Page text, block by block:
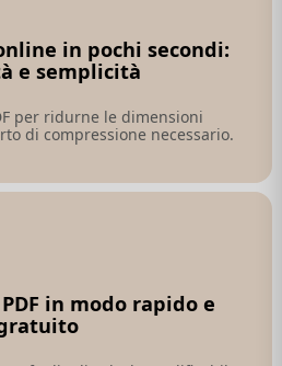
in pochi secondi:
e semplicità
per ridurne le dimensioni
di compressione necessario.
in modo rapido e